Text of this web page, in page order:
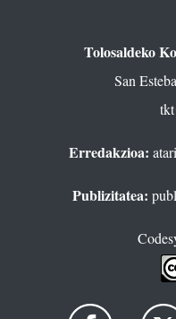
Tolosaldeko
San
Erredakzioa:
Publizitatea: